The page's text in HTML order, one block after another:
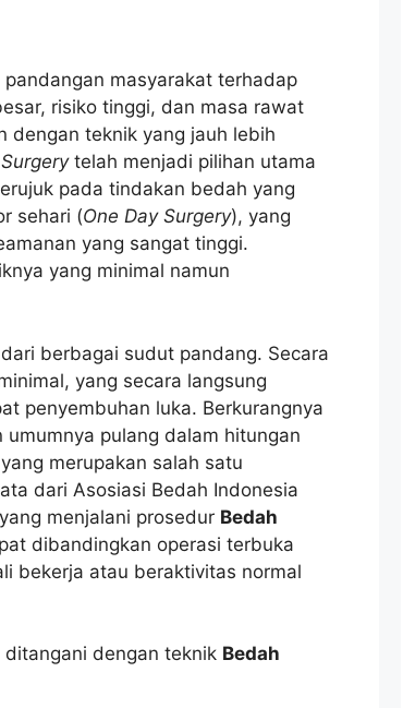
masyarakat terhadap
risiko tinggi, dan masa rawat
dengan teknik yang jauh lebih
telah menjadi pilihan utama
pada tindakan bedah yang
sehari (One Day Surgery), yang
yang sangat tinggi.
yang minimal namun
berbagai sudut pandang. Secara
yang secara langsung
penyembuhan luka. Berkurangnya
pulang dalam hitungan
merupakan salah satu
dari Asosiasi Bedah Indonesia
menjalani prosedur Bedah
dibandingkan operasi terbuka
bekerja atau beraktivitas normal
dengan teknik Bedah